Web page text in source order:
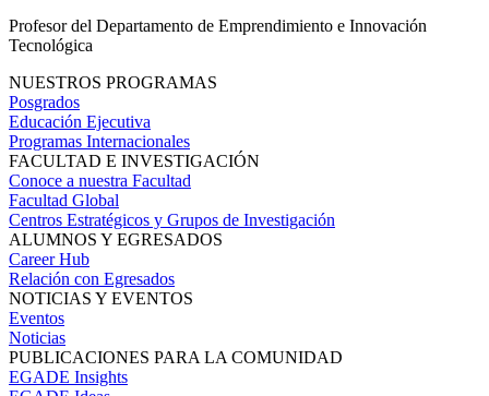
Profesor del Departamento de Emprendimiento e Innovación
Tecnológica
NUESTROS PROGRAMAS
Posgrados
Educación Ejecutiva
Programas Internacionales
FACULTAD E INVESTIGACIÓN
Conoce a nuestra Facultad
Facultad Global
Centros Estratégicos y Grupos de Investigación
ALUMNOS Y EGRESADOS
Career Hub
Relación con Egresados
NOTICIAS Y EVENTOS
Eventos
Noticias
PUBLICACIONES PARA LA COMUNIDAD
EGADE Insights